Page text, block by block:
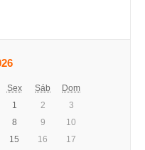
Sex Sáb
Dom
1
2
3
8 9
10
15 16
17